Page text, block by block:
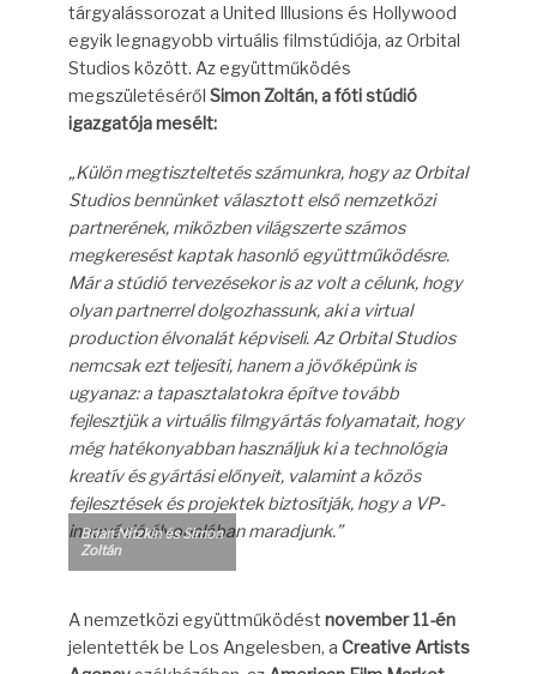
tárgyalássorozat a United Illusions és Hollywood
egyik legnagyobb virtuális filmstúdiója, az Orbital
Studios között. Az együttműködés
megszületéséről Simon Zoltán, a fóti stúdió
igazgatója mesélt:
„Külön megtiszteltetés számunkra, hogy az Orbital
Studios bennünket választott első nemzetközi
partnerének, miközben világszerte számos
megkeresést kaptak hasonló együttműködésre.
Már a stúdió tervezésekor is az volt a célunk, hogy
olyan partnerrel dolgozhassunk, aki a virtual
production élvonalát képviseli.Az Orbital Studios
nemcsak ezt teljesíti, hanem a jövőképünk is
ugyanaz: a tapasztalatokra építve tovább
fejlesztjük a virtuális filmgyártás folyamatait, hogy
még hatékonyabban használjuk ki a technológia
kreatív és gyártási előnyeit, valamint a közös
fejlesztések és projektek biztosítják, hogy a VP-
innováció élvonalában maradjunk.”
Brian Nitzkin és Simon
Zoltán
A nemzetközi együttműködést november 11-én
jelentették be Los Angelesben, a Creative Artists